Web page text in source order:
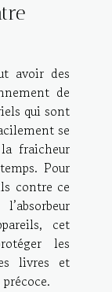
avoir des
de
qui sont
se
fraicheur
Pour
contre ce
cet
les
livres et